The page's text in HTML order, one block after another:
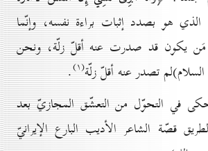
هو بصدد إثبات براءة نفسه، وإنّما
مَن يكون قد صدرت عنه أقلّ زلّة، ونحن
تصدر عنه أقلّ زلّة(۱) .
في التحوّل من التعشّق المجازيّ بعد
قصّة الشاعر الأديب البارع الإيرانيّ